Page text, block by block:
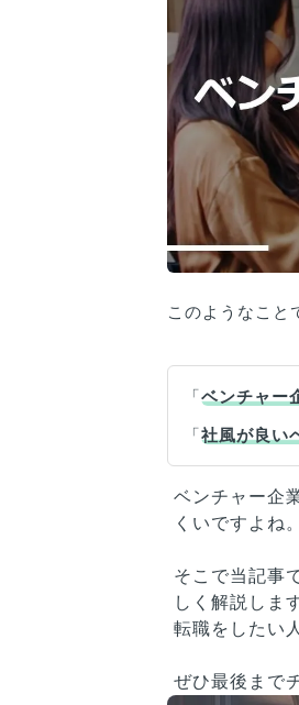
このようなこと
「ベンチャー
「社風が良い
ベンチャー企
くいですよね。
そこで当記事
しく解説しま
転職をしたい
ぜひ最後まで